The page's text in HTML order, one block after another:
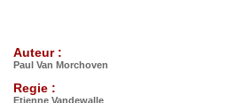
Auteur :
Paul Van Morchoven
Regie :
Etienne Vandewalle